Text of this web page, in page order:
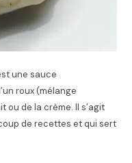
une sauce
roux (mélange
ou de la crème. Il s’agit
de recettes et qui sert